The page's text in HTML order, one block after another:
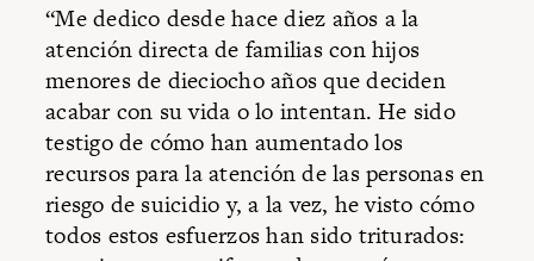
“Me dedico desde hace diez años a la
atención directa de familias con hijos
menores de dieciocho años que deciden
acabar con su vida o lo intentan. He sido
testigo de cómo han aumentado los
recursos para la atención de las personas en
riesgo de suicidio y, a la vez, he visto cómo
todos estos esfuerzos han sido triturados: